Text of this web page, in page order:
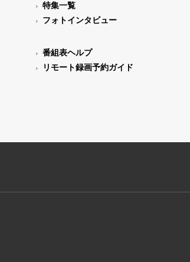
特集一覧
フォトインタビュー
番組表ヘルプ
リモート録画予約ガイド